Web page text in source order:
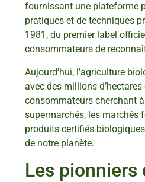
fournissant une plateforme
pratiques et de techniques
1981, du premier label
consommateurs de
Aujourd’hui, l’agriculture
avec des millions
consommateurs cherchant
supermarchés, les marchés
produits certifiés
de notre planète.
Les